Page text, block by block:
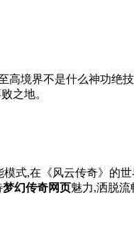
高境界不是什么神功绝
之地。
式,在《风云传奇》的
梦幻传奇网页魅力,洒脱